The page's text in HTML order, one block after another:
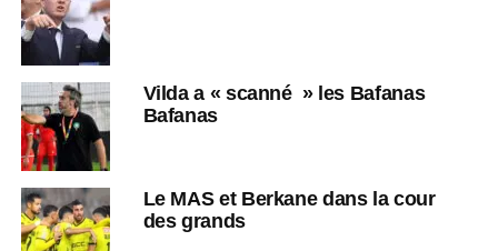
Vilda a « scanné » les Bafanas
Bafanas
Le MAS et Berkane dans la cour
des grands